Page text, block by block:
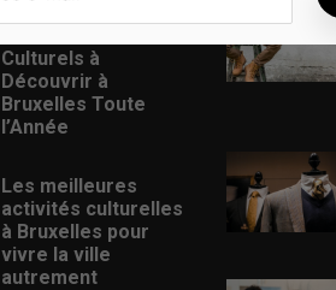
Culturels à
Découvrir à
Bruxelles Toute
l’Année
Les meilleures
activités culturelles
à Bruxelles pour
vivre la ville
autrement